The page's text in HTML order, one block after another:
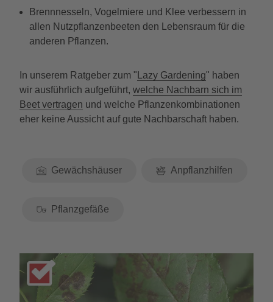
Brennnesseln, Vogelmiere und Klee verbessern in
allen Nutzpflanzenbeeten den Lebensraum für die
anderen Pflanzen.
In unserem Ratgeber zum " Lazy Gardening" haben
wir ausführlich aufgeführt, welche Nachbarn sich im
Beet vertragen und welche Pflanzenkombinationen
eher keine Aussicht auf gute Nachbarschaft haben.
Gewächshäuser Anpflanzhilfen
Pflanzgefäße